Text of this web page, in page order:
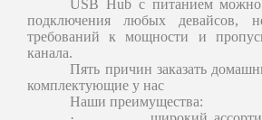
USB Hub с питанием можно
подключения любых девайсов,
требований к мощности и
канала.
Пять причин заказать
комплектующие у нас
Наши преимущества: